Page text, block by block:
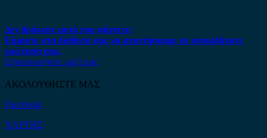
Δεν βρήκατε αυτό που ψάχνετε;
Είμαστε στη διάθεση σας να απαντήσουμε σε οποιαδήποτε
ερώτηση σας.
Επικοινωνήστε μαζί μας
ΑΚΟΛΟΥΘΗΣΤΕ ΜΑΣ
Facebook
ΧΑΡΤΗΣ